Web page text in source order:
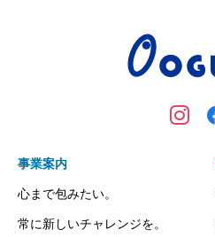
事業案内
心まで包みたい。
常に新しいチャレンジを。